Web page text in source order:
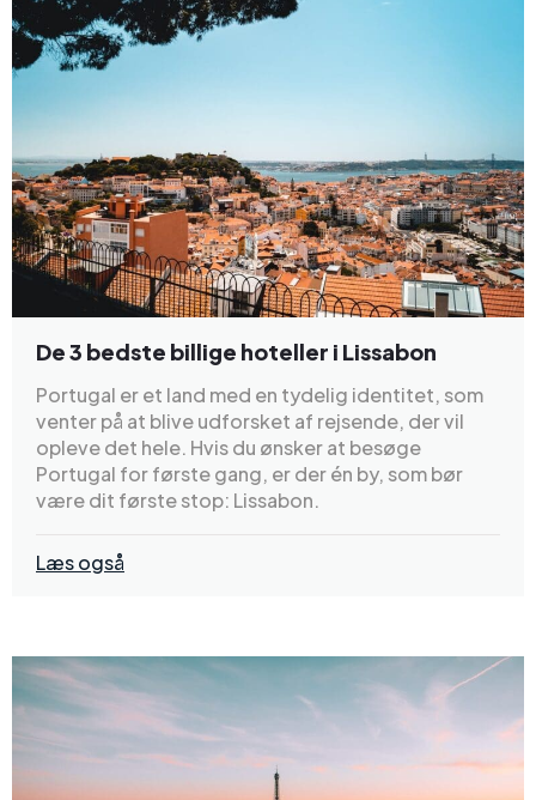
De 3 bedste billige hoteller i Lissabon
Portugal er et land med en tydelig identitet, som
venter på at blive udforsket af rejsende, der vil
opleve det hele. Hvis du ønsker at besøge
Portugal for første gang, er der én by, som bør
være dit første stop: Lissabon.
Læs også